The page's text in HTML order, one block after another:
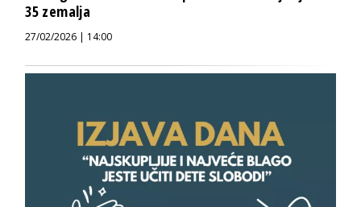
35 zemalja
27/02/2026 | 14:00